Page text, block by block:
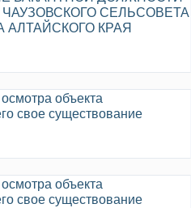
СЕЛЬСОВЕТА
КРАЯ
объекта
свое существование
объекта
свое существование